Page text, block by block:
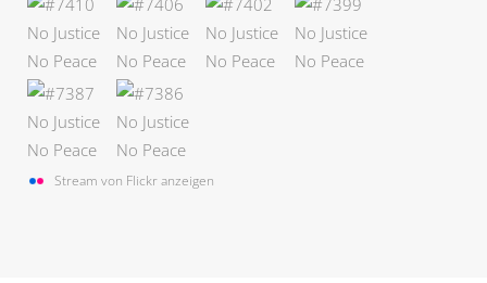
Stream von Flickr anzeigen